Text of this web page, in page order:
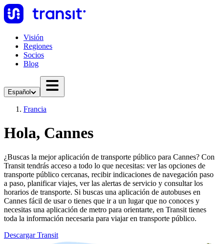
Visión
Regiones
Socios
Blog
Español
Francia
Hola, Cannes
¿Buscas la mejor aplicación de transporte público para Cannes? Con
Transit tendrás acceso a todo lo que necesitas: ver las opciones de
transporte público cercanas, recibir indicaciones de navegación paso
a paso, planificar viajes, ver las alertas de servicio y consultar los
horarios de transporte. Si buscas una aplicación de autobuses en
Cannes fácil de usar o tienes que ir a un lugar que no conoces y
necesitas una aplicación de metro para orientarte, en Transit tienes
toda la información necesaria para viajar en transporte público.
Descargar Transit